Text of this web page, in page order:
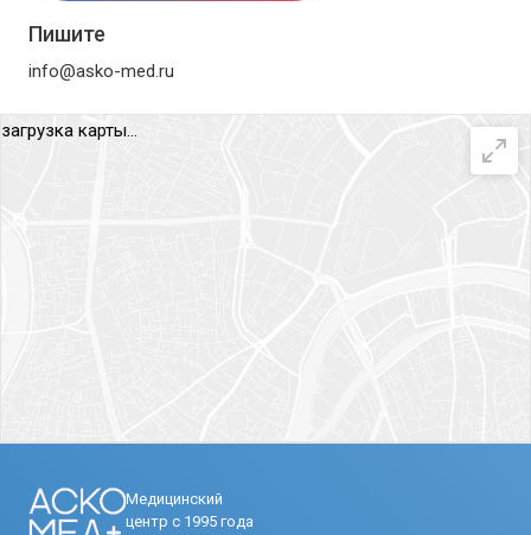
Пишите
info@asko-med.ru
загрузка карты...
Медицинский
центр с 1995 года